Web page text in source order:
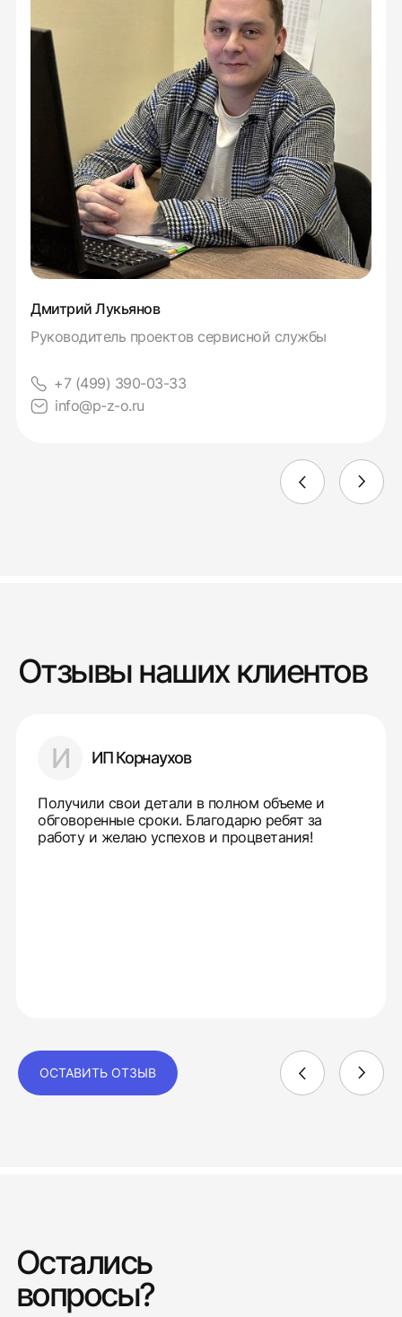
Дмитрий Лукьянов
Руководитель проектов сервисной службы
+7 (499) 390-03-33
info@p-z-o.ru
Отзывы наших клиентов
И ИП Корнаухов
Получили свои детали в полном объеме и
обговоренные сроки. Благодарю ребят за
работу и желаю успехов и процветания!
ОСТАВИТЬ ОТЗЫВ
Остались
вопросы?